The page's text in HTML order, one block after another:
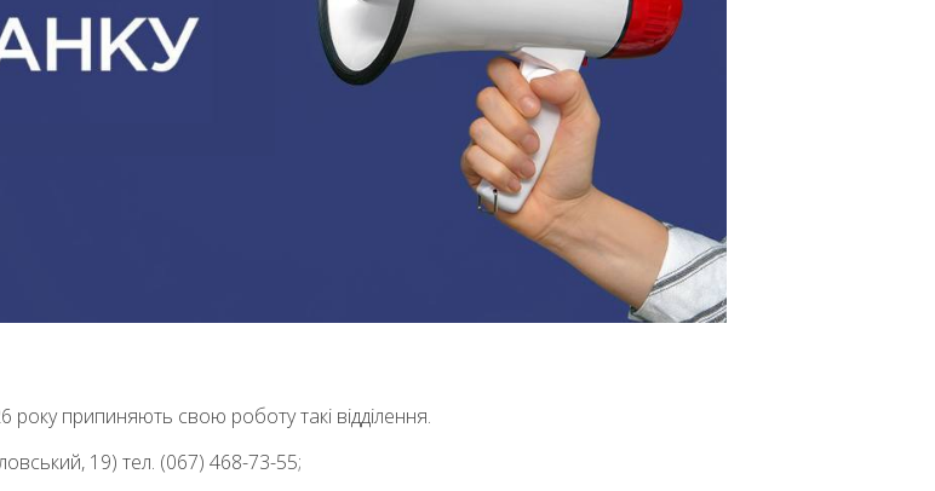
припиняють свою роботу такі відділення.
19) тел. (067) 468-73-55;